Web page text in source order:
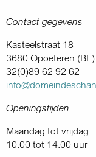
Contact gegevens
Kasteelstraat 18
3680 Opoeteren (BE)
32(0)89 62 92 62
Openingstijden
Maandag tot vrijdag
10.00 tot 14.00 uur